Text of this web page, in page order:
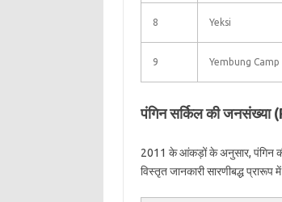
8 Yeksi
9 Yembung Camp
पंगिन सर्किल की
2011 के आंकड़ों के अनुसार, पंगिन
विस्तृत जानकारी सारणीबद्ध प्रारूप